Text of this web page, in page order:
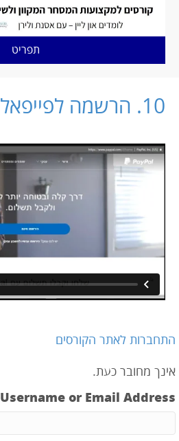
תפריט
10. הרשמה לפייפאל
התחברות לאתר הקורסים
אינך מחובר כעת.
Username or Email Address: